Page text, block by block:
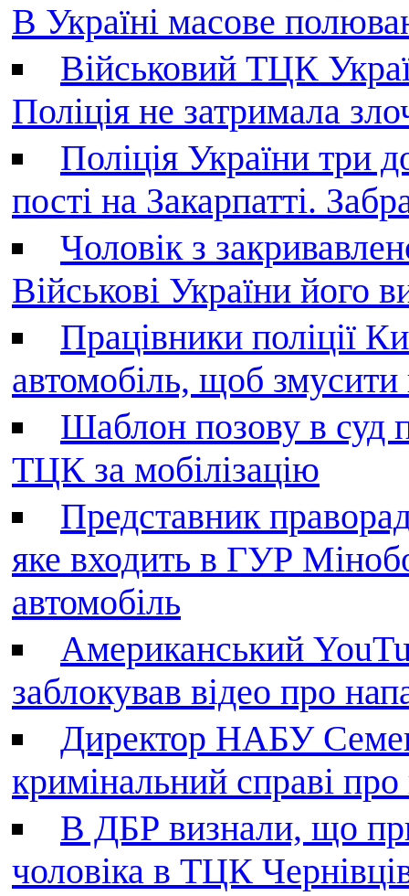
В Україні масове
Військовий ТЦК
Поліція не затримала
Поліція України три
пості на Закарпатті.
Чоловік з
Військові України його
Працівники поліції
автомобіль, щоб
Шаблон позову в суд
ТЦК за мобілізацію
Представник
яке входить в ГУР
автомобіль
Американський
заблокував відео про
Директор НАБУ
кримінальний справі
В ДБР визнали, що
чоловіка в ТЦК Чернівців